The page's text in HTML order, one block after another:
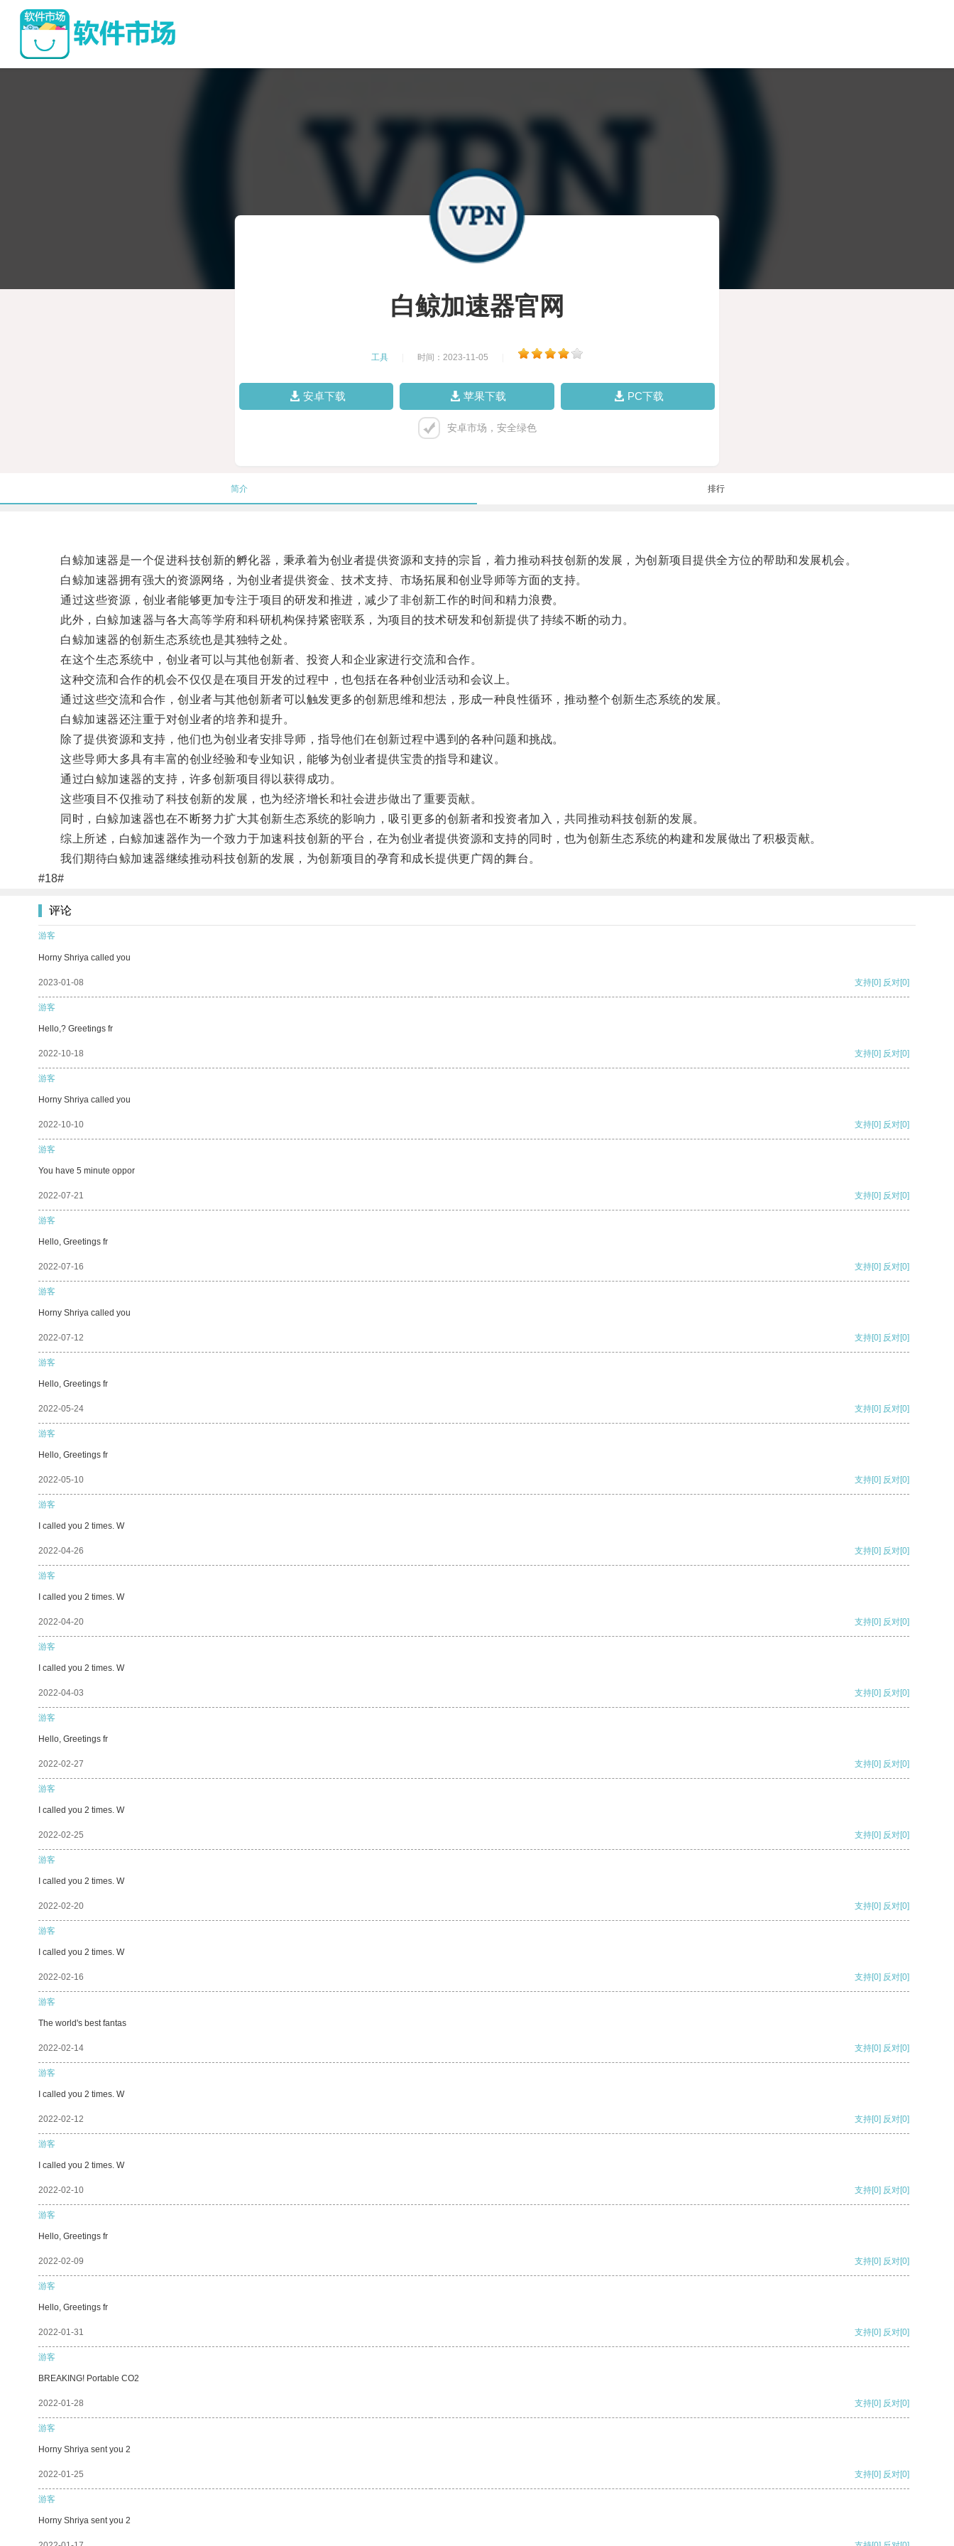
白鲸加速器官网
工具 时间：2023-11-05
安卓下载 苹果下载 PC下载
安卓市场，安全绿色
简介 排行
白鲸加速器是一个促进科技创新的孵化器，秉承着为创业者提供资源和支持的宗旨，着力推动科技创新的发展，为创新项目提供全方位的帮助和发展机会。
白鲸加速器拥有强大的资源网络，为创业者提供资金、技术支持、市场拓展和创业导师等方面的支持。
通过这些资源，创业者能够更加专注于项目的研发和推进，减少了非创新工作的时间和精力浪费。
此外，白鲸加速器与各大高等学府和科研机构保持紧密联系，为项目的技术研发和创新提供了持续不断的动力。
白鲸加速器的创新生态系统也是其独特之处。
在这个生态系统中，创业者可以与其他创新者、投资人和企业家进行交流和合作。
这种交流和合作的机会不仅仅是在项目开发的过程中，也包括在各种创业活动和会议上。
通过这些交流和合作，创业者与其他创新者可以触发更多的创新思维和想法，形成一种良性循环，推动整个创新生态系统的发展。
白鲸加速器还注重于对创业者的培养和提升。
除了提供资源和支持，他们也为创业者安排导师，指导他们在创新过程中遇到的各种问题和挑战。
这些导师大多具有丰富的创业经验和专业知识，能够为创业者提供宝贵的指导和建议。
通过白鲸加速器的支持，许多创新项目得以获得成功。
这些项目不仅推动了科技创新的发展，也为经济增长和社会进步做出了重要贡献。
同时，白鲸加速器也在不断努力扩大其创新生态系统的影响力，吸引更多的创新者和投资者加入，共同推动科技创新的发展。
综上所述，白鲸加速器作为一个致力于加速科技创新的平台，在为创业者提供资源和支持的同时，也为创新生态系统的构建和发展做出了积极贡献。
我们期待白鲸加速器继续推动科技创新的发展，为创新项目的孕育和成长提供更广阔的舞台。
#18#
评论
游客
Horny Shriya called you
2023-01-08 支持[0] 反对[0]
游客
Hello,? Greetings fr
2022-10-18 支持[0] 反对[0]
游客
Horny Shriya called you
2022-10-10 支持[0] 反对[0]
游客
You have 5 minute oppor
2022-07-21 支持[0] 反对[0]
游客
Hello, Greetings fr
2022-07-16 支持[0] 反对[0]
游客
Horny Shriya called you
2022-07-12 支持[0] 反对[0]
游客
Hello, Greetings fr
2022-05-24 支持[0] 反对[0]
游客
Hello, Greetings fr
2022-05-10 支持[0] 反对[0]
游客
I called you 2 times. W
2022-04-26 支持[0] 反对[0]
游客
I called you 2 times. W
2022-04-20 支持[0] 反对[0]
游客
I called you 2 times. W
2022-04-03 支持[0] 反对[0]
游客
Hello, Greetings fr
2022-02-27 支持[0] 反对[0]
游客
I called you 2 times. W
2022-02-25 支持[0] 反对[0]
游客
I called you 2 times. W
2022-02-20 支持[0] 反对[0]
游客
I called you 2 times. W
2022-02-16 支持[0] 反对[0]
游客
The world's best fantas
2022-02-14 支持[0] 反对[0]
游客
I called you 2 times. W
2022-02-12 支持[0] 反对[0]
游客
I called you 2 times. W
2022-02-10 支持[0] 反对[0]
游客
Hello, Greetings fr
2022-02-09 支持[0] 反对[0]
游客
Hello, Greetings fr
2022-01-31 支持[0] 反对[0]
游客
BREAKING! Portable CO2
2022-01-28 支持[0] 反对[0]
游客
Horny Shriya sent you 2
2022-01-25 支持[0] 反对[0]
游客
Horny Shriya sent you 2